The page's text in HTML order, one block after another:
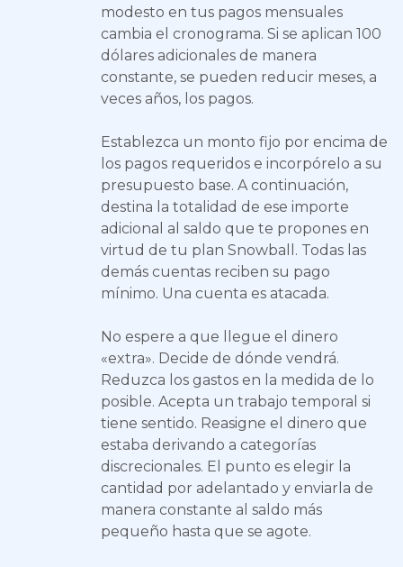
modesto en tus pagos mensuales
cambia el cronograma. Si se aplican 100
dólares adicionales de manera
constante, se pueden reducir meses, a
veces años, los pagos.
Establezca un monto fijo por encima de
los pagos requeridos e incorpórelo a su
presupuesto base. A continuación,
destina la totalidad de ese importe
adicional al saldo que te propones en
virtud de tu plan Snowball. Todas las
demás cuentas reciben su pago
mínimo. Una cuenta es atacada.
No espere a que llegue el dinero
«extra». Decide de dónde vendrá.
Reduzca los gastos en la medida de lo
posible. Acepta un trabajo temporal si
tiene sentido. Reasigne el dinero que
estaba derivando a categorías
discrecionales. El punto es elegir la
cantidad por adelantado y enviarla de
manera constante al saldo más
pequeño hasta que se agote.